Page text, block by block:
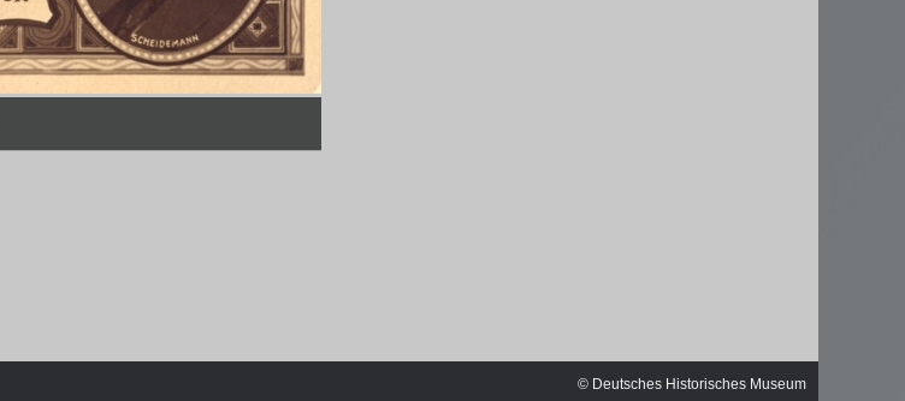
© Deutsches Historisches Museum